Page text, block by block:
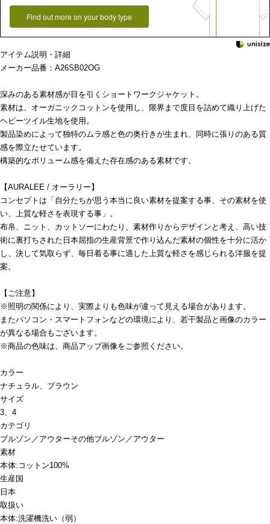
Find out more on your body type
アイテム説明・詳細
メーカー品番：A26SB02OG
深みのある素材感が目を引くショートワークジャケット。
素材は、オーガニックコットンを使用し、限界まで度目を詰めて織り上げた
ヘビーツイル生地を使用。
製品染めによって独特のムラ感と色の奥行きが生まれ、同時に張りのある質
感を際立たせています。
構築的なボリューム感を備えた存在感のある素材です。
【AURALEE / オーラリー】
コンセプトは「自分たちが思う本当に良い素材を提案する事、その素材を使
い、上質な軽さを表現する事」。
布帛、ニット、カットソーにわたり、素材作りからデザインと考え、高い技
術に裏打ちされた日本屈指の生産背景で作り込んだ素材の個性を十分に活か
し、決して気取らず、毎日着る事に適した上質な軽さを感じられる洋服を提
案。
【ご注意】
※照明の関係により、実際よりも色味が違って見える場合があります。
またパソコン・スマートフォンなどの環境により、若干製品と画像のカラー
が異なる場合もございます。
※商品の色味は、商品アップ画像をご参照ください。
カラー
ナチュラル、ブラウン
サイズ
3、4
カテゴリ
ブルゾン／アウターその他ブルゾン／アウター
素材
本体:コットン100%
生産国
日本
取扱い
本体:洗濯機洗い（弱）